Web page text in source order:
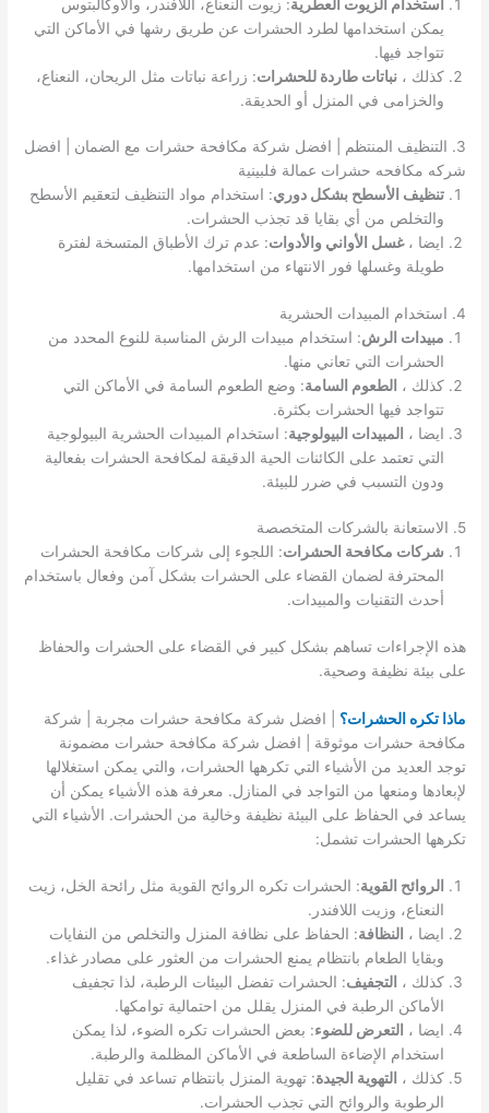
استخدام الزيوت العطرية: زيوت النعناع، اللافندر، والأوكالبتوس
يمكن استخدامها لطرد الحشرات عن طريق رشها في الأماكن التي
تتواجد فيها.
كذلك ،نباتات طاردة للحشرات: زراعة نباتات مثل الريحان، النعناع،
والخزامى في المنزل أو الحديقة.
3. التنظيف المنتظم | افضل شركة مكافحة حشرات مع الضمان | افضل
شركه مكافحه حشرات عمالة فلبينية
تنظيف الأسطح بشكل دوري: استخدام مواد التنظيف لتعقيم الأسطح
والتخلص من أي بقايا قد تجذب الحشرات.
ايضا ،غسل الأواني والأدوات: عدم ترك الأطباق المتسخة لفترة
طويلة وغسلها فور الانتهاء من استخدامها.
4. استخدام المبيدات الحشرية
مبيدات الرش: استخدام مبيدات الرش المناسبة للنوع المحدد من
الحشرات التي تعاني منها.
كذلك ، الطعوم السامة: وضع الطعوم السامة في الأماكن التي
تتواجد فيها الحشرات بكثرة.
ايضا ، المبيدات البيولوجية: استخدام المبيدات الحشرية البيولوجية
التي تعتمد على الكائنات الحية الدقيقة لمكافحة الحشرات بفعالية
ودون التسبب في ضرر للبيئة.
5. الاستعانة بالشركات المتخصصة
شركات مكافحة الحشرات: اللجوء إلى شركات مكافحة الحشرات
المحترفة لضمان القضاء على الحشرات بشكل آمن وفعال باستخدام
أحدث التقنيات والمبيدات.
هذه الإجراءات تساهم بشكل كبير في القضاء على الحشرات والحفاظ
على بيئة نظيفة وصحية.
ماذا تكره الحشرات؟ | افضل شركة مكافحة حشرات مجربة | شركة
مكافحة حشرات موثوقة | افضل شركة مكافحة حشرات مضمونة
توجد العديد من الأشياء التي تكرهها الحشرات، والتي يمكن استغلالها
لإبعادها ومنعها من التواجد في المنازل. معرفة هذه الأشياء يمكن أن
يساعد في الحفاظ على البيئة نظيفة وخالية من الحشرات. الأشياء التي
تكرهها الحشرات تشمل:
الروائح القوية: الحشرات تكره الروائح القوية مثل رائحة الخل، زيت
النعناع، وزيت اللافندر.
ايضا ، النظافة: الحفاظ على نظافة المنزل والتخلص من النفايات
وبقايا الطعام بانتظام يمنع الحشرات من العثور على مصادر غذاء.
كذلك ، التجفيف: الحشرات تفضل البيئات الرطبة، لذا تجفيف
الأماكن الرطبة في المنزل يقلل من احتمالية توامكها.
ايضا ، التعرض للضوء: بعض الحشرات تكره الضوء، لذا يمكن
استخدام الإضاءة الساطعة في الأماكن المظلمة والرطبة.
كذلك ، التهوية الجيدة: تهوية المنزل بانتظام تساعد في تقليل
الرطوبة والروائح التي تجذب الحشرات.